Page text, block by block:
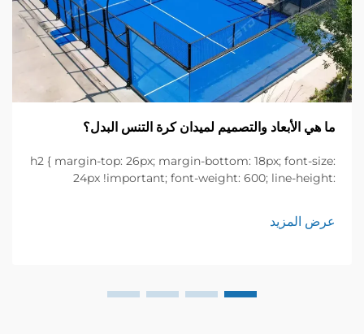
ما هي الأبعاد والتصميم لميدان كرة التنس البدل؟
h2 { margin-top: 26px; margin-bottom: 18px; font-size:
24px !important; font-weight: 600; line-height:
font-size: 20px !important; font-weight: 600; line-
height: ...}
عرض المزيد